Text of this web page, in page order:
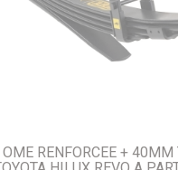
RENFORCEE + 40MM